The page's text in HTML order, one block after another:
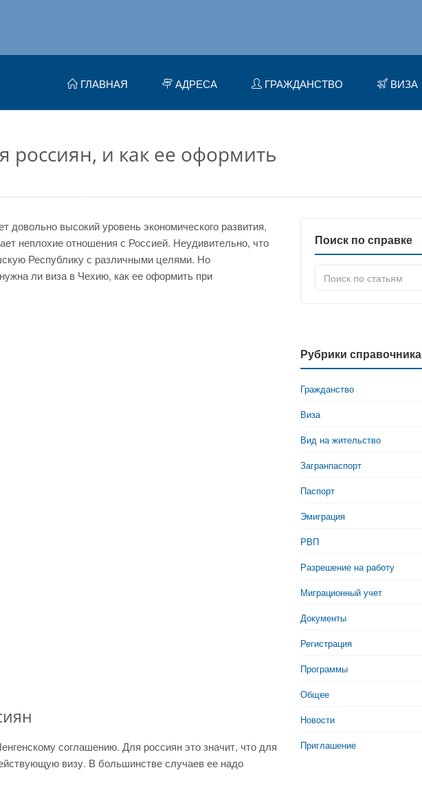
ГЛАВНАЯ АДРЕСА ГРАЖДАНСТВО ВИЗА
и как ее оформить
высокий уровень экономического развития,
неплохие отношения с Россией. Неудивительно, что
Республику с различными целями. Но
ли виза в Чехию, как ее оформить при
соглашению. Для россиян это значит, что для
визу. В большинстве случаев ее надо
Поиск по справке
Рубрики справочника
Гражданство
Виза
Вид на жительство
Загранпаспорт
Паспорт
Эмиграция
РВП
Разрешение на работу
Миграционный учет
Документы
Регистрация
Программы
Общее
Новости
Приглашение